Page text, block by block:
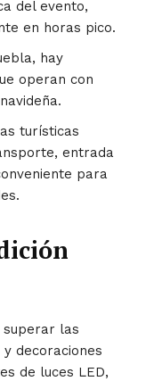
del evento,
en horas pico.
hay
operan con
turísticas
entrada
para
superar las
decoraciones
de luces LED,